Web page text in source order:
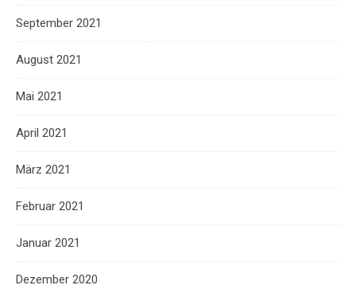
September 2021
August 2021
Mai 2021
April 2021
März 2021
Februar 2021
Januar 2021
Dezember 2020